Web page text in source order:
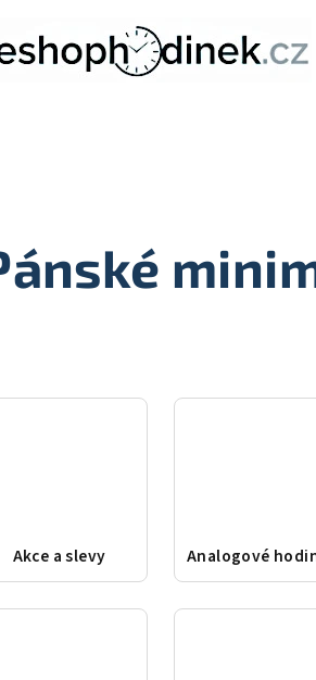
Akce a slevy Analogové